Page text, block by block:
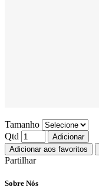
Tamanho
Qtd
Adicionar
Adicionar aos favoritos
Partilhar
Sobre Nós